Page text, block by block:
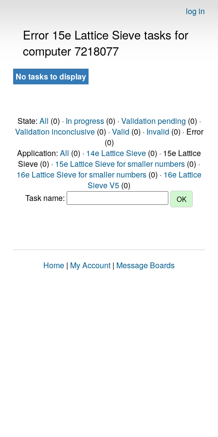
log in
Error 15e Lattice Sieve tasks for
computer 7218077
No tasks to display
State: All (0) · In progress(0) · Validation pending (0) ·
Validation inconclusive(0) · Valid (0) · Invalid (0) · Error
(0)
Application: All (0) · 14e Lattice Sieve (0) · 15e Lattice
Sieve (0) · 15e Lattice Sieve for smaller numbers (0) ·
16e Lattice Sieve for smaller numbers (0) · 16e Lattice
Sieve V5 (0)
Task name:
Home | My Account | Message Boards